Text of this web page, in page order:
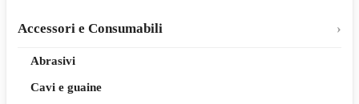
Accessori e Consumabili
Abrasivi
Cavi e guaine